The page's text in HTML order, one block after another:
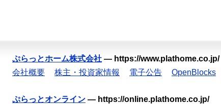
ぷらっとホーム株式会社 — https://www.plathome.co.jp/
会社概要
株主・投資家情報 電子公告 OpenBlocks
ぷらっとオンライン — https://online.plathome.co.jp/